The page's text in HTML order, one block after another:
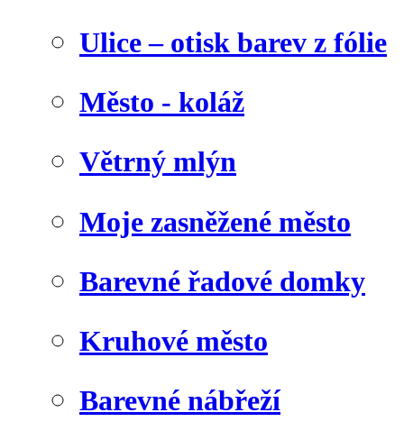
Ulice – otisk barev z fólie
Město - koláž
Větrný mlýn
Moje zasněžené město
Barevné řadové domky
Kruhové město
Barevné nábřeží